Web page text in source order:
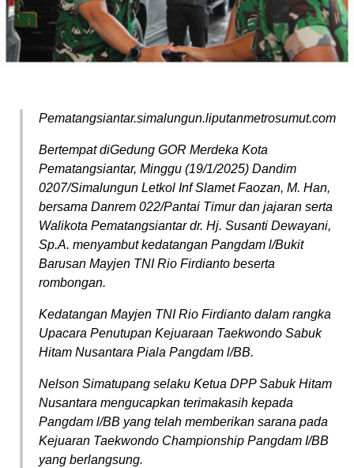
Pematangsiantar.simalungun.liputanmetrosumut.com
Bertempat diGedung GOR Merdeka Kota
Pematangsiantar, Minggu (19/1/2025) Dandim
0207/Simalungun Letkol Inf Slamet Faozan, M. Han,
bersama Danrem 022/Pantai Timur dan jajaran serta
Walikota Pematangsiantar dr. Hj. Susanti Dewayani,
Sp.A. menyambut kedatangan Pangdam l/Bukit
Barusan Mayjen TNI Rio Firdianto beserta
rombongan.
Kedatangan Mayjen TNI Rio Firdianto dalam rangka
Upacara Penutupan Kejuaraan Taekwondo Sabuk
Hitam Nusantara Piala Pangdam l/BB.
Nelson Simatupang selaku Ketua DPP Sabuk Hitam
Nusantara mengucapkan terimakasih kepada
Pangdam l/BB yang telah memberikan sarana pada
Kejuaran Taekwondo Championship Pangdam I/BB
yang berlangsung.